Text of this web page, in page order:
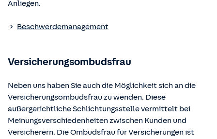
Die berufsrechtlichen Regelungen können über die vom
eingesehen und abgerufen werden.
Anliegen.
Beschwerdemanagement
Versicherungsombudsfrau
Neben uns haben Sie auch die Möglichkeit sich an die
Versicherungsombudsfrau zu wenden. Diese
außergerichtliche Schlichtungsstelle vermittelt bei
Meinungsverschiedenheiten zwischen Kunden und
Versicherern. Die Ombudsfrau für Versicherungen ist